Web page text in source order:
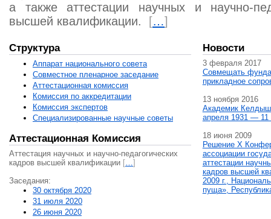
а также аттестации научных и научно-
высшей квалификации.
[…]
Структура
Аппарат национального совета
Совместное пленарное заседание
Аттестационная комисcия
Комиссия по аккредитации
Комиссия экспертов
Специализированные научные советы
Аттестационная Комиссия
Аттестация научных и научно-педагогических
кадров высшей квалификации […]
Заседания:
30 октября 2020
31 июля 2020
26 июня 2020
Новости
3 февраля 2017
Совмещать
прикладное
13 ноября 2016
Академик
апреля 1931 — 11
18 июня 2009
Решение X
ассоциации
аттестации
кадров высшей
2009 г.,
пуща»,